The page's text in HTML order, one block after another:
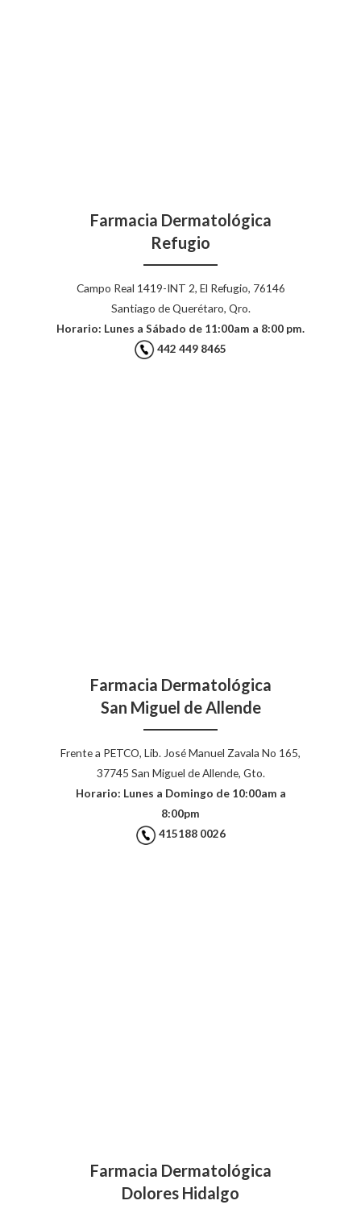
Farmacia Dermatológica
Refugio
Campo Real 1419-INT 2, El Refugio, 76146
Santiago de Querétaro, Qro.
Horario: Lunes a Sábado de 11:00am a 8:00 pm.
442 449 8465
Farmacia Dermatológica
San Miguel de Allende
Frente a PETCO, Lib. José Manuel Zavala No 165,
37745 San Miguel de Allende, Gto.
Horario: Lunes a Domingo de 10:00am a
8:00pm
415188 0026
Farmacia Dermatológica
Dolores Hidalgo